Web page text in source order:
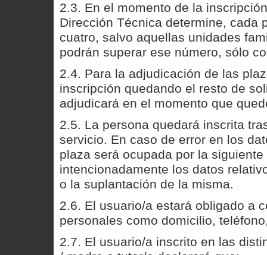
2.3. En el momento de la
Dirección Técnica determine, cada
cuatro, salvo aquellas unidades
podrán superar ese número, sólo
2.4. Para la adjudicación de las
inscripción quedando el resto de
adjudicará en el momento que
2.5. La persona quedará inscrita
servicio. En caso de error en los
plaza será ocupada por la
intencionadamente los datos
o la suplantación de la misma.
2.6. El usuario/a estará obligado a
personales como domicilio,
2.7. El usuario/a inscrito en las